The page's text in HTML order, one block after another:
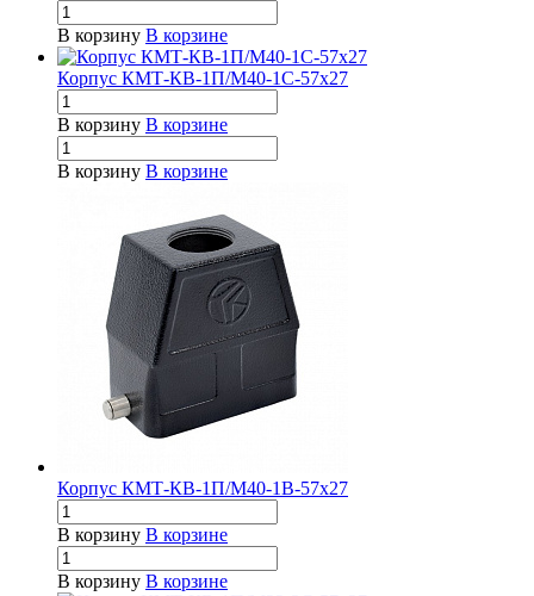
В корзину В корзине
Корпус КМТ-КВ-1П/М40-1С-57х27
В корзину В корзине
В корзину В корзине
Корпус КМТ-КВ-1П/М40-1В-57х27
В корзину В корзине
В корзину В корзине